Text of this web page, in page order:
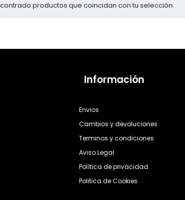
productos que coincidan con tu selección.
Información
Envios
Cambios y devoluciones
Terminos y condiciones
Aviso Legal
Política de privacidad
Politica de Cookies